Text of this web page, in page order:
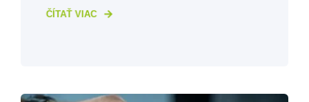
ČÍTAŤ VIAC